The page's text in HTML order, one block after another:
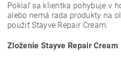
Pokiaľ sa klientka pohybuje v
alebo nemá rada produkty na
použiť Stayve Repair Cream.
Zloženie Stayve Repair Cream